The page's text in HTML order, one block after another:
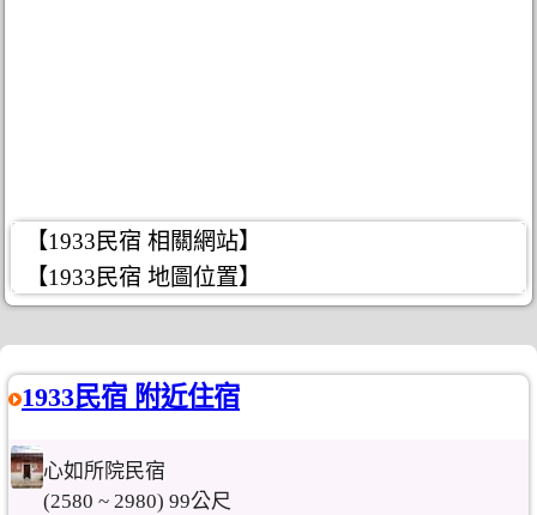
【1933民宿 相關網站】
【1933民宿 地圖位置】
1933民宿 附近住宿
心如所院民宿
(2580 ~ 2980) 99公尺